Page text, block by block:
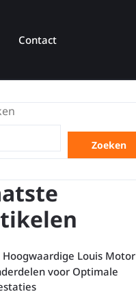
Contact
Zoeken
Hoogwaardige Louis Motor
voor Optimale